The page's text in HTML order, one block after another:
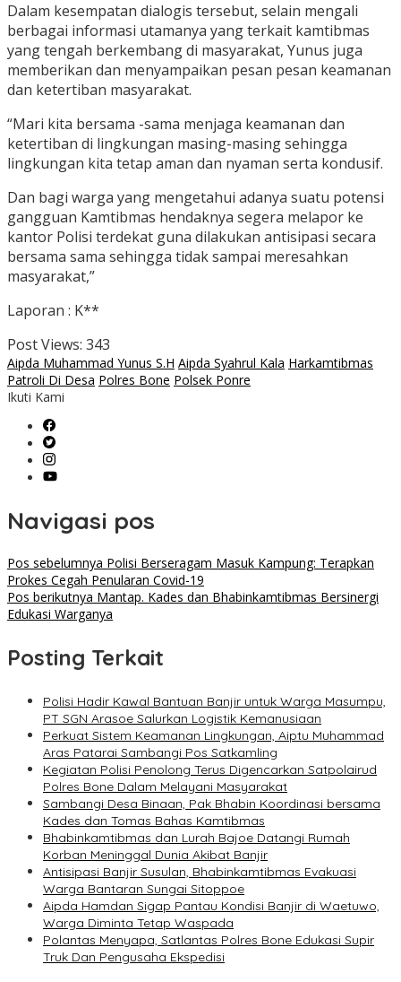
Dalam kesempatan dialogis tersebut, selain mengali
berbagai informasi utamanya yang terkait kamtibmas
yang tengah berkembang di masyarakat, Yunus juga
memberikan dan menyampaikan pesan pesan keamanan
dan ketertiban masyarakat.
“Mari kita bersama -sama menjaga keamanan dan
ketertiban di lingkungan masing-masing sehingga
lingkungan kita tetap aman dan nyaman serta kondusif.
Dan bagi warga yang mengetahui adanya suatu potensi
gangguan Kamtibmas hendaknya segera melapor ke
kantor Polisi terdekat guna dilakukan antisipasi secara
bersama sama sehingga tidak sampai meresahkan
masyarakat,”
Laporan : K**
Post Views: 343
Aipda Muhammad Yunus S.H Aipda Syahrul Kala Harkamtibmas
Patroli Di Desa Polres Bone Polsek Ponre
Ikuti Kami
Navigasi pos
Pos sebelumnya Polisi Berseragam Masuk Kampung: Terapkan
Prokes Cegah Penularan Covid-19
Pos berikutnya Mantap. Kades dan Bhabinkamtibmas Bersinergi
Edukasi Warganya
Posting Terkait
Polisi Hadir Kawal Bantuan Banjir untuk Warga Masumpu,
PT SGN Arasoe Salurkan Logistik Kemanusiaan
Perkuat Sistem Keamanan Lingkungan, Aiptu Muhammad
Aras Patarai Sambangi Pos Satkamling
Kegiatan Polisi Penolong Terus Digencarkan Satpolairud
Polres Bone Dalam Melayani Masyarakat
Sambangi Desa Binaan, Pak Bhabin Koordinasi bersama
Kades dan Tomas Bahas Kamtibmas
Bhabinkamtibmas dan Lurah Bajoe Datangi Rumah
Korban Meninggal Dunia Akibat Banjir
Antisipasi Banjir Susulan, Bhabinkamtibmas Evakuasi
Warga Bantaran Sungai Sitoppoe
Aipda Hamdan Sigap Pantau Kondisi Banjir di Waetuwo,
Warga Diminta Tetap Waspada
Polantas Menyapa, Satlantas Polres Bone Edukasi Supir
Truk Dan Pengusaha Ekspedisi